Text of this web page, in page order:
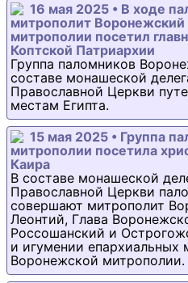
16 мая 2025 • В ходе
митрополит
митрополии посетил
Коптской Патриархии
Группа паломников
составе монашеской
Православной Церкви
местам Египта.
15 мая 2025 • Группа
митрополии посетила
Каира
В составе монашеской
Православной Церкви
совершают митрополит
Леонтий, Глава
Россошанский и
и игумении епархиальных
Воронежской митрополии.